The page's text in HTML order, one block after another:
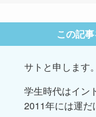
この記
サトと申します。
学生時代はイン
2011年には運だ